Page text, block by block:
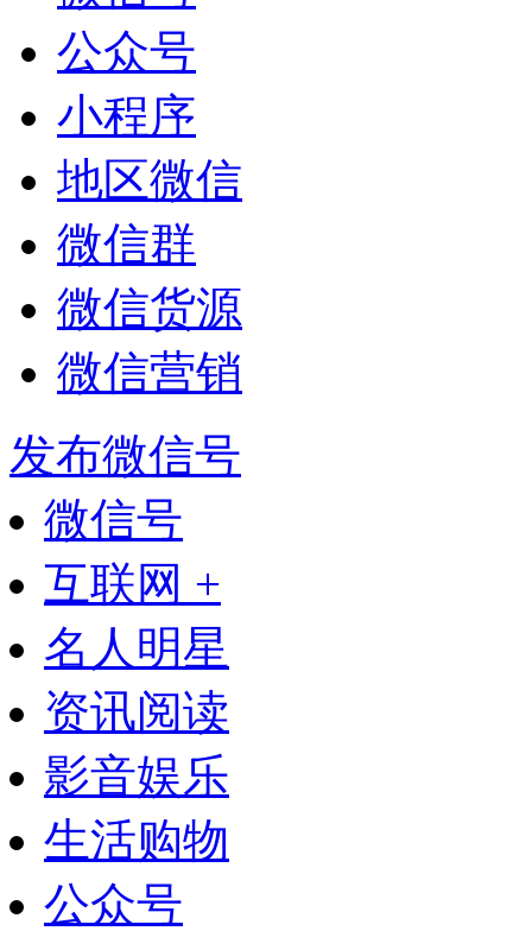
公众号
小程序
地区微信
微信群
微信货源
微信营销
发布微信号
微信号
互联网 +
名人明星
资讯阅读
影音娱乐
生活购物
公众号